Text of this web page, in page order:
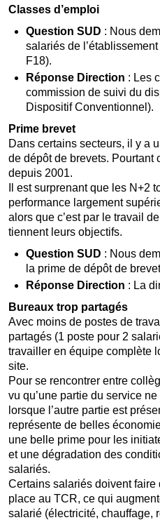
Classes d’emploi
Question SUD : Nous
salariés de
F18).
Réponse Direction : Les
commission de suivi du
Dispositif Conventionnel).
Prime brevet
Dans certains secteurs, il y a
de dépôt de brevets. Pourtant
depuis 2001.
Il est surprenant que les N+2
performance largement
alors que c’est par le travail
tiennent leurs objectifs.
Question SUD : Nous
la prime de dépôt de
Réponse Direction : La
Bureaux trop partagés
Avec moins de postes de
partagés (1 poste pour 2
travailler en équipe complète
site.
Pour se rencontrer entre
vu qu’une partie du service
lorsque l’autre partie est
représente de belles
une belle prime pour les
et une dégradation des
salariés.
Certains salariés doivent
place au TCR, ce qui
salarié (électricité, chauffage,